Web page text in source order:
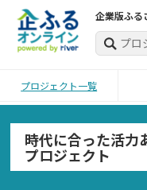
企業版ふる
プロジェクト一覧
時代に合った活力
プロジェクト